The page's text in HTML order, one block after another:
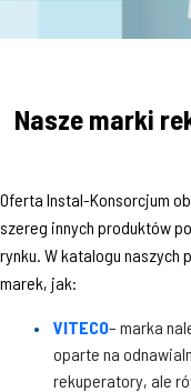
Nasze marki
Oferta Instal-Konsorcjum
szereg innych produktów
rynku. W katalogu
marek, jak:
VITECO– marka
oparte na
rekuperatory, ale